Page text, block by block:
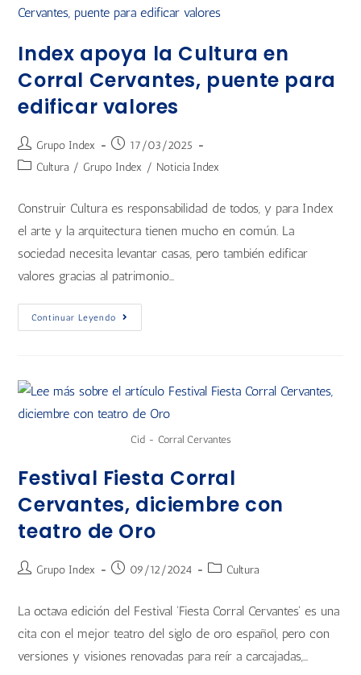
Index apoya la Cultura en
Corral Cervantes, puente para
edificar valores
Grupo Index
17/03/2025
Cultura / Grupo Index / Noticia Index
Construir Cultura es responsabilidad de todos, y para Index
el arte y la arquitectura tienen mucho en común. La
sociedad necesita levantar casas, pero también edificar
valores gracias al patrimonio…
Continuar Leyendo
Cid - Corral Cervantes
Festival Fiesta Corral
Cervantes, diciembre con
teatro de Oro
Grupo Index 09/12/2024 Cultura
La octava edición del Festival 'Fiesta Corral Cervantes' es una
cita con el mejor teatro del siglo de oro español, pero con
versiones y visiones renovadas para reír a carcajadas,…